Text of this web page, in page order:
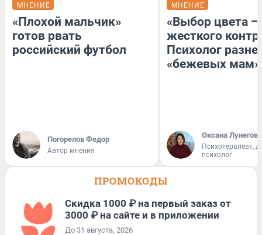
МНЕНИЕ
«Плохой мальчик»
готов рвать
российский футбол
Погорелов Федор
Автор мнения
МНЕНИЕ
«Выбор цвета —
жесткого
Психолог
«бежевых мам»
Оксана Лунегова
Психотерапевт,
психолог
ПРОМОКОДЫ
Скидка 1000 ₽ на первый заказ от
3000 ₽ на сайте и в приложении
До 31 августа, 2026